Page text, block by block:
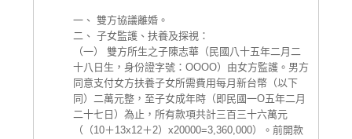
一、 雙方協議離婚。
二、 子女監護、扶養及探視：
（一） 雙方所生之子陳志華（民國八十五年二月二
十八日生，身份證字號：OOOO）由女方監護。男方
同意支付女方扶養子女所需費用每月新台幣（以下
同）二萬元整，至子女成年時（即民國一O五年二月
二十七日）為止，所有款項共計三百三十六萬元
（（10＋13x12＋2）x20000=3,360,000）。前開款